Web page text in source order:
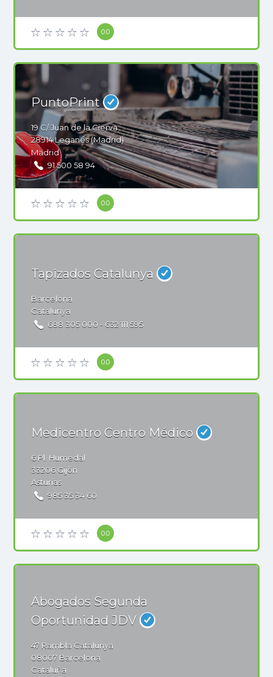
0.0
PuntoPrint
19C/ Juan de la Cierva
28914Leganés (Madrid)
Madrid
91 500 58 94
0.0
Tapizados Catalunya
Barcelona
Catalunya
688 305 000 - 632 111 595
0.0
Medicentro Centro Médico
6 Pl. Humedal
33206 Gijón
Asturias
985 35 34 60
0.0
Abogados Segunda
Oportunidad JDV
47 Rambla Catalunya
08007 Barcelona
Cataluña